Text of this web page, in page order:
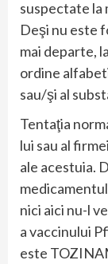
suspectate la
Deşi nu este
mai departe,
ordine
sau/şi al
Tentaţia
lui sau al
ale acestuia.
nici aici nu-l
a vaccinului
este